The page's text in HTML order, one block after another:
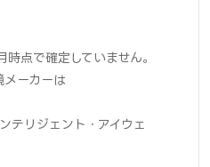
点で確定していません。
ーカーは
リジェント・アイウェ